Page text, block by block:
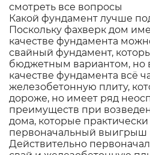
смотреть все вопросы
Какой фундамент лучше
Поскольку фахверк дом
качестве фундамента
свайный фундамент,
бюджетным вариантом, но
качестве фундамента всё
железобетонную плиту,
дороже, но имеет ряд
преимуществ при
дома, которые практически
первоначальный выигрыш
Действительно